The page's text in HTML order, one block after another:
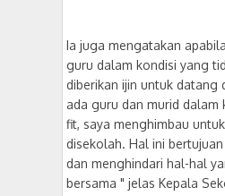
Ia juga mengatakan
guru dalam kondisi yang
diberikan ijin untuk datang
ada guru dan murid dalam
fit, saya menghimbau
disekolah. Hal ini
dan menghindari hal-hal
bersama " jelas Kepala